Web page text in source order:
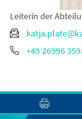
Leiterin der
+49 26996